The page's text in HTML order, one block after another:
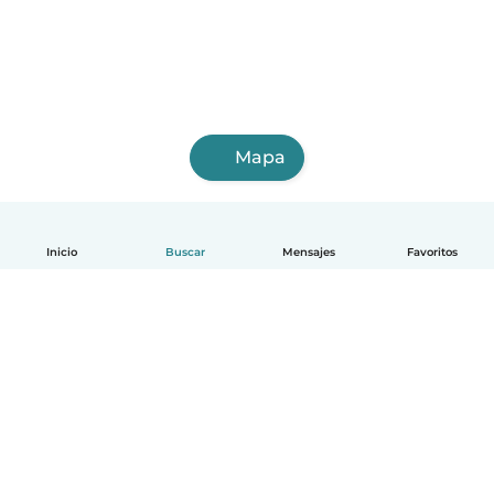
Inicio Buscar Mensajes Favoritos
Mapa